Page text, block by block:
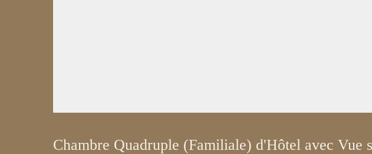
Chambre Quadruple (Familiale) d'Hôtel avec Vue